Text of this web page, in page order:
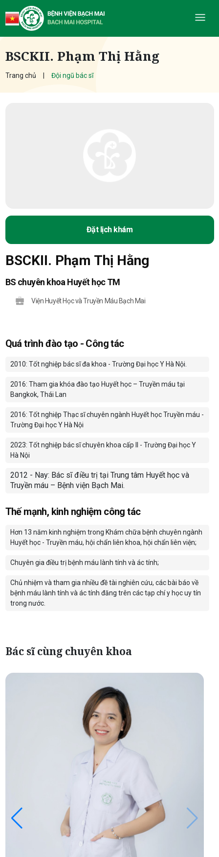
BSCKII. Phạm Thị Hằng
Trang chủ Đội ngũ bác sĩ
Đặt lịch khám
BSCKII. Phạm Thị Hằng
BS chuyên khoa Huyết học TM
Viện Huyết Học và Truyền Máu Bạch Mai
Quá trình đào tạo - Công tác
2010: Tốt nghiệp bác sĩ đa khoa - Trường Đại học Y Hà Nội.
2016: Tham gia khóa đào tạo Huyết học – Truyền máu tại
Bangkok, Thái Lan
2016: Tốt nghiệp Thạc sĩ chuyên ngành Huyết học Truyền máu -
Trường Đại học Y Hà Nội
2023: Tốt nghiệp bác sĩ chuyên khoa cấp II - Trường Đại học Y
Hà Nội
2012 - Nay: Bác sĩ điều trị tại Trung tâm Huyết học và
Truyền máu – Bệnh viện Bạch Mai.
Thế mạnh, kinh nghiệm công tác
Hơn 13 năm kinh nghiệm trong Khám chữa bệnh chuyên ngành
Huyết học - Truyền máu, hội chẩn liên khoa, hội chẩn liên viện;
Chuyên gia điều trị bệnh máu lành tính và ác tính;
Chủ nhiệm và tham gia nhiều đề tài nghiên cứu, các bài báo về
bệnh máu lành tính và ác tính đăng trên các tạp chí y học uy tín
trong nước.
Bác sĩ cùng chuyên khoa